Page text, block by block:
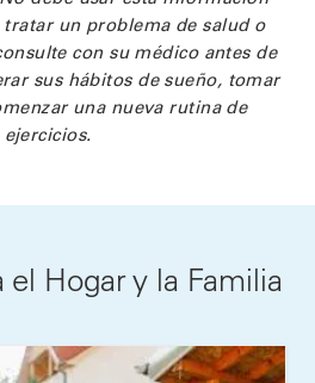
un problema de salud o
con su médico antes de
sus hábitos de sueño, tomar
una nueva rutina de
ejercicios.
el Hogar y la Familia